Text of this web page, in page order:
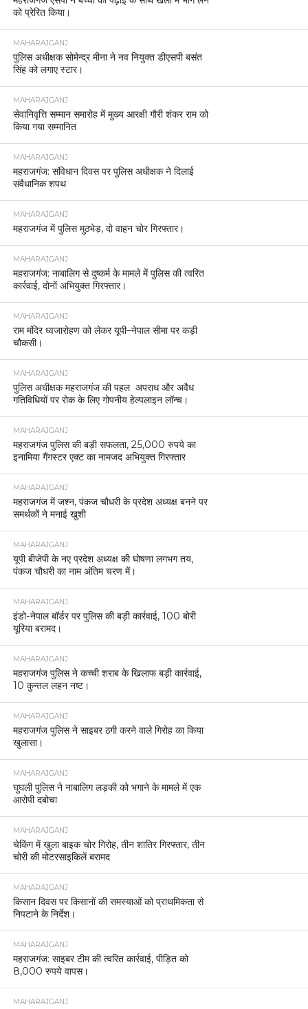
को प्रेरित किया।
MAHARAJGANJ
पुलिस अधीक्षक सोमेन्द्र मीना ने नव नियुक्त डीएसपी बसंत
सिंह को लगाए स्टार।
MAHARAJGANJ
सेवानिवृत्ति सम्मान समारोह में मुख्य आरक्षी गौरी शंकर राम को
किया गया सम्मानित
MAHARAJGANJ
महराजगंज: संविधान दिवस पर पुलिस अधीक्षक ने दिलाई
संवैधानिक शपथ
MAHARAJGANJ
महराजगंज में पुलिस मुठभेड़, दो वाहन चोर गिरफ्तार।
MAHARAJGANJ
महराजगंज: नाबालिग से दुष्कर्म के मामले में पुलिस की त्वरित
कार्रवाई, दोनों अभियुक्त गिरफ्तार।
MAHARAJGANJ
राम मंदिर ध्वजारोहण को लेकर यूपी–नेपाल सीमा पर कड़ी
चौकसी।
MAHARAJGANJ
पुलिस अधीक्षक महराजगंज की पहल अपराध और अवैध
गतिविधियों पर रोक के लिए गोपनीय हेल्पलाइन लॉन्च।
MAHARAJGANJ
महराजगंज पुलिस की बड़ी सफलता, 25,000 रुपये का
इनामिया गैंगस्टर एक्ट का नामजद अभियुक्त गिरफ्तार
MAHARAJGANJ
महराजगंज में जश्न, पंकज चौधरी के प्रदेश अध्यक्ष बनने पर
समर्थकों ने मनाई खुशी
MAHARAJGANJ
यूपी बीजेपी के नए प्रदेश अध्यक्ष की घोषणा लगभग तय,
पंकज चौधरी का नाम अंतिम चरण में।
MAHARAJGANJ
इंडो-नेपाल बॉर्डर पर पुलिस की बड़ी कार्रवाई, 100 बोरी
यूरिया बरामद।
MAHARAJGANJ
महराजगंज पुलिस ने कच्ची शराब के खिलाफ बड़ी कार्रवाई,
10 कुन्तल लहन नष्ट।
MAHARAJGANJ
महराजगंज पुलिस ने साइबर ठगी करने वाले गिरोह का किया
खुलासा।
MAHARAJGANJ
घुघली पुलिस ने नाबालिग लड़की को भगाने के मामले में एक
आरोपी दबोचा
MAHARAJGANJ
चेकिंग में खुला बाइक चोर गिरोह, तीन शातिर गिरफ्तार, तीन
चोरी की मोटरसाइकिलें बरामद
MAHARAJGANJ
किसान दिवस पर किसानों की समस्याओं को प्राथमिकता से
निपटाने के निर्देश।
MAHARAJGANJ
महराजगंज: साइबर टीम की त्वरित कार्रवाई, पीड़ित को
8,000 रुपये वापस।
MAHARAJGANJ